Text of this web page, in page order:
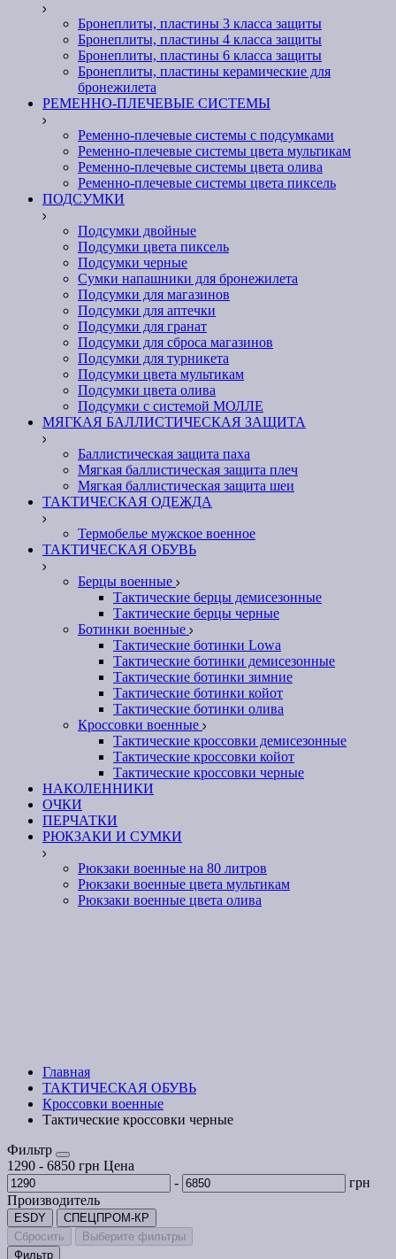
Бронеплиты, пластины 3 класса защиты
Бронеплиты, пластины 4 класса защиты
Бронеплиты, пластины 6 класса защиты
Бронеплиты, пластины керамические для
бронежилета
РЕМЕННО-ПЛЕЧЕВЫЕ СИСТЕМЫ
Ременно-плечевые системы с подсумками
Ременно-плечевые системы цвета мультикам
Ременно-плечевые системы цвета олива
Ременно-плечевые системы цвета пиксель
ПОДСУМКИ
Подсумки двойные
Подсумки цвета пиксель
Подсумки черные
Сумки напашники для бронежилета
Подсумки для магазинов
Подсумки для аптечки
Подсумки для гранат
Подсумки для сброса магазинов
Подсумки для турникета
Подсумки цвета мультикам
Подсумки цвета олива
Подсумки с системой МОЛЛЕ
МЯГКАЯ БАЛЛИСТИЧЕСКАЯ ЗАЩИТА
Баллистическая защита паха
Мягкая баллистическая защита плеч
Мягкая баллистическая защита шеи
ТАКТИЧЕСКАЯ ОДЕЖДА
Термобелье мужское военное
ТАКТИЧЕСКАЯ ОБУВЬ
Берцы военные
Тактические берцы демисезонные
Тактические берцы черные
Ботинки военные
Тактические ботинки Lowa
Тактические ботинки демисезонные
Тактические ботинки зимние
Тактические ботинки койот
Тактические ботинки олива
Кроссовки военные
Тактические кроссовки демисезонные
Тактические кроссовки койот
Тактические кроссовки черные
НАКОЛЕННИКИ
ОЧКИ
ПЕРЧАТКИ
РЮКЗАКИ И СУМКИ
Рюкзаки военные на 80 литров
Рюкзаки военные цвета мультикам
Рюкзаки военные цвета олива
Главная
ТАКТИЧЕСКАЯ ОБУВЬ
Кроссовки военные
Тактические кроссовки черные
Фильтр
1290 - 6850 грн Цена
-
грн
Производитель
ESDY
СПЕЦПРОМ-КР
Сбросить
Выберите фильтры
Фильтр